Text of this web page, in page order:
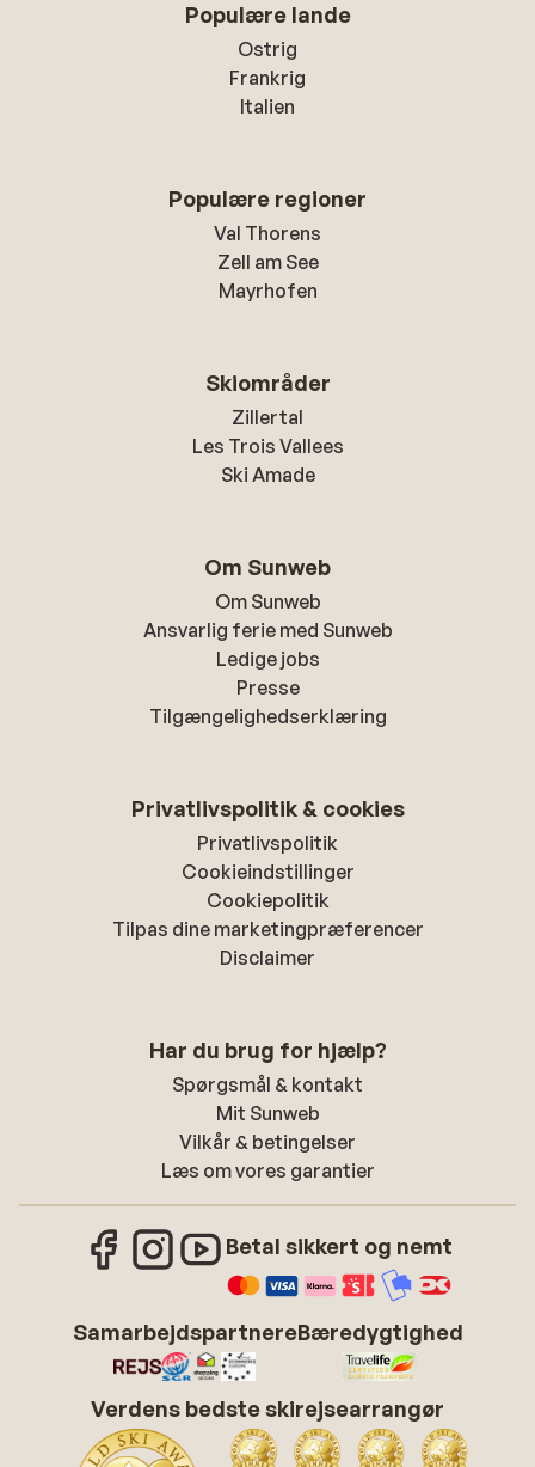
Populære lande
Ostrig
Frankrig
Italien
Populære regioner
Val Thorens
Zell am See
Mayrhofen
Skiområder
Zillertal
Les Trois Vallees
Ski Amade
Om Sunweb
Om Sunweb
Ansvarlig ferie med Sunweb
Ledige jobs
Presse
Tilgængelighedserklæring
Privatlivspolitik & cookies
Privatlivspolitik
Cookieindstillinger
Cookiepolitik
Tilpas dine marketingpræferencer
Disclaimer
Har du brug for hjælp?
Spørgsmål & kontakt
Mit Sunweb
Vilkår & betingelser
Læs om vores garantier
Betal sikkert og nemt
SamarbejdspartnereBæredygtighed
Verdens bedste skirejsearrangør